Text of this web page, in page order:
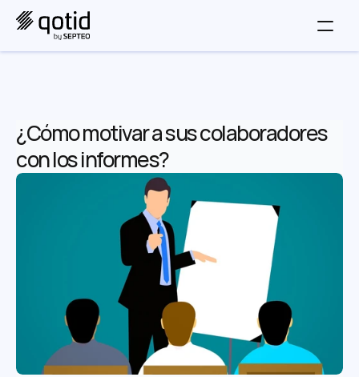
¿Cómo motivar a sus colaboradores
con los informes?